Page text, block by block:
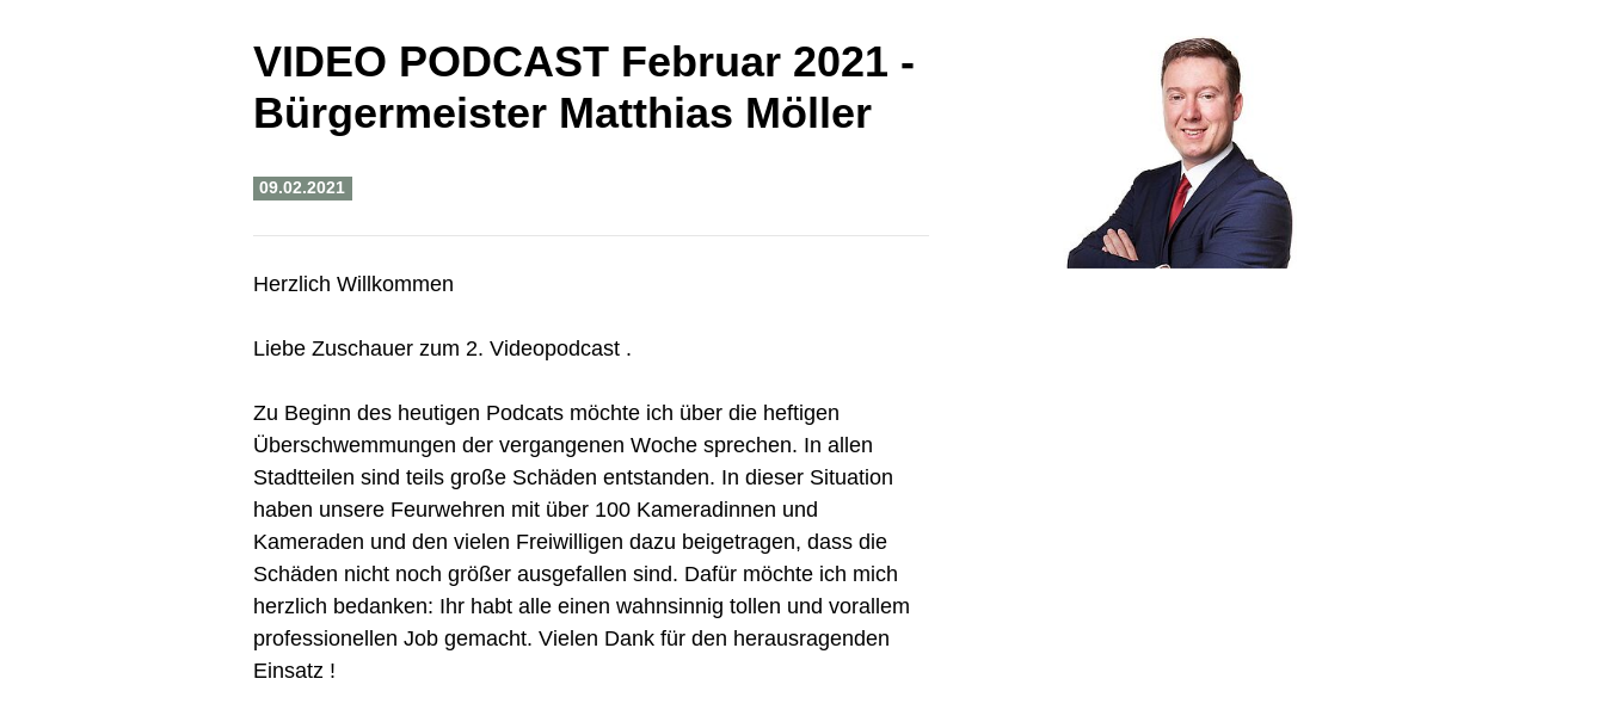
VIDEO PODCAST Februar 2021 -
Bürgermeister Matthias Möller
09.02.2021
Herzlich Willkommen
Liebe Zuschauer zum 2. Videopodcast .
Zu Beginn des heutigen Podcats möchte ich über die heftigen
Überschwemmungen der vergangenen Woche sprechen. In allen
Stadtteilen sind teils große Schäden entstanden. In dieser Situation
haben unsere Feurwehren mit über 100 Kameradinnen und
Kameraden und den vielen Freiwilligen dazu beigetragen, dass die
Schäden nicht noch größer ausgefallen sind. Dafür möchte ich mich
herzlich bedanken: Ihr habt alle einen wahnsinnig tollen und vorallem
professionellen Job gemacht. Vielen Dank für den herausragenden
Einsatz !